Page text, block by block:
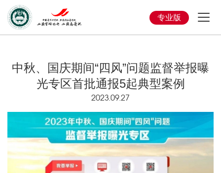
专业版
中秋、国庆期间“四风”问题监督举报曝
光专区首批通报5起典型案例
2023.09.27